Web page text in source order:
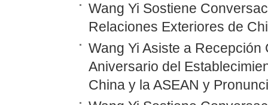
Wang Yi Sostiene
Relaciones Exteriores de
Wang Yi Asiste a Recepción
Aniversario del
China y la ASEAN y